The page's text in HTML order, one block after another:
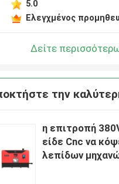
5.0
Ελεγχμένος
Δείτε
την
η επιτροπή
είδε Cnc να
λεπίδων